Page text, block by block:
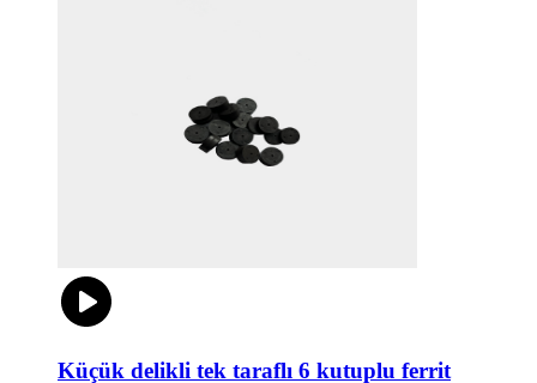
Küçük delikli tek taraflı 6 kutuplu ferrit